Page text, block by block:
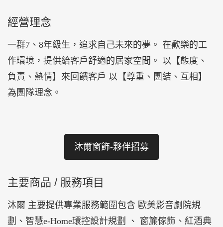
經營理念
一群7、8年級生，追求自己未來的夢。 在歡樂的工
作環境，提供給客戶舒適的居家空間。 以【態度、
負責、熱情】來回饋客戶 以【尊重、團結、互相】
為團隊理念。
沐爾窗飾-夥伴招募
主要商品 / 服務項目
沐爾 主要提供專業服務範圍包含 歐美影音劇院規
劃、智慧e-Home環控設計規劃 、 窗簾傢飾、紅酒典